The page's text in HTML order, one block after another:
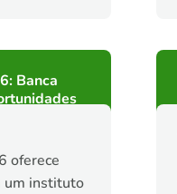
Banca
oferece
um instituto